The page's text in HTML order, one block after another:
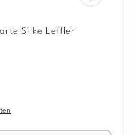
Silke Leffler